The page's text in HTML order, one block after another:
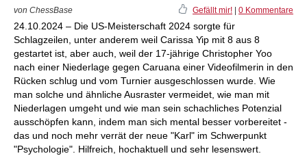
von ChessBase Gefällt mir! 0 Kommentare
24.10.2024 – Die US-Meisterschaft 2024 sorgte für
Schlagzeilen, unter anderem weil Carissa Yip mit 8 aus 8
gestartet ist, aber auch, weil der 17-jährige Christopher Yoo
nach einer Niederlage gegen Caruana einer Videofilmerin in den
Rücken schlug und vom Turnier ausgeschlossen wurde. Wie
man solche und ähnliche Ausraster vermeidet, wie man mit
Niederlagen umgeht und wie man sein schachliches Potenzial
ausschöpfen kann, indem man sich mental besser vorbereitet -
das und noch mehr verrät der neue "Karl" im Schwerpunkt
"Psychologie". Hilfreich, hochaktuell und sehr lesenswert.